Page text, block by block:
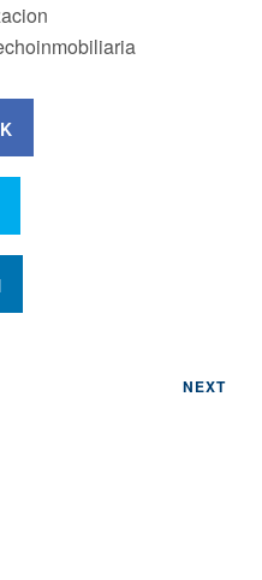
NEXT